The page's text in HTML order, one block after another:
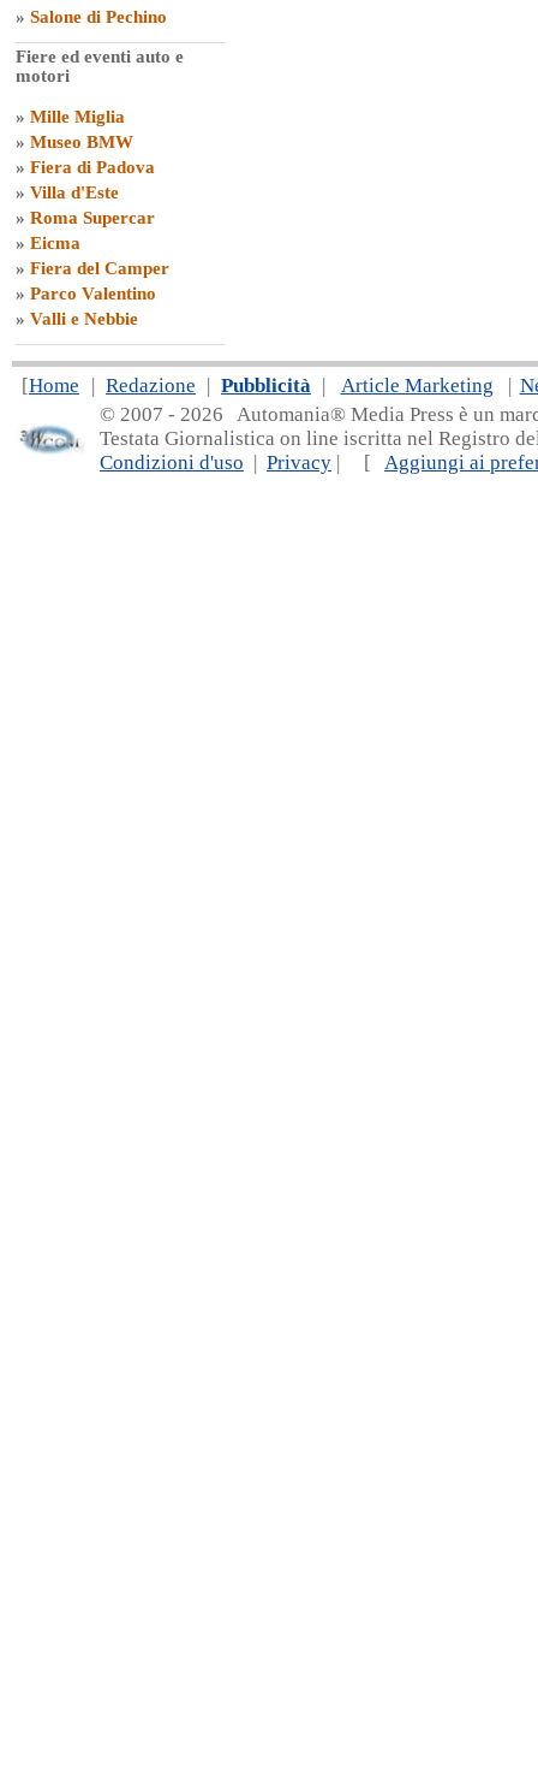
» Salone di Pechino
Fiere ed eventi auto e
motori
» Mille Miglia
» Museo BMW
» Fiera di Padova
» Villa d'Este
» Roma Supercar
» Eicma
» Fiera del Camper
» Parco Valentino
» Valli e Nebbie
[Home | Redazione | Pubblicità | Article Marketing |
© 2007 - 2026 Automania® Media Press è un
Testata Giornalistica on line iscritta nel Registro
Condizioni d'uso | Privacy | [ Aggiungi ai